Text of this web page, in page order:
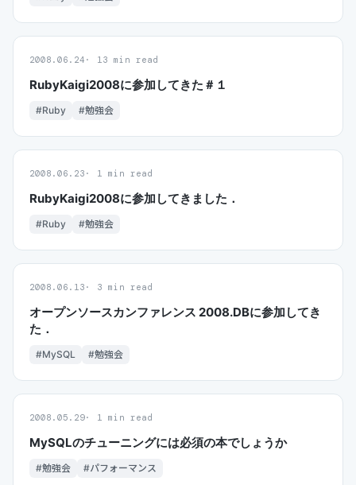
2008.06.24 13 min read
RubyKaigi2008に参加してきた＃１
#Ruby #勉強会
2008.06.23 1 min read
RubyKaigi2008に参加してきました．
#Ruby #勉強会
2008.06.13 3 min read
オープンソースカンファレンス 2008.DBに参加してき
た．
#MySQL #勉強会
2008.05.29 1 min read
MySQLのチューニングには必須の本でしょうか
#勉強会 #パフォーマンス